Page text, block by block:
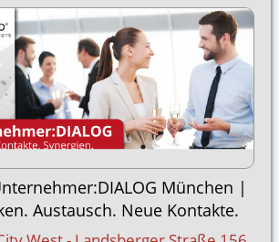
München |
Austausch. Neue Kontakte.